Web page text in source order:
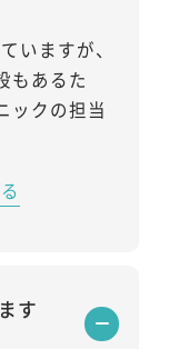
いますが、
もあるた
ックの担当
す